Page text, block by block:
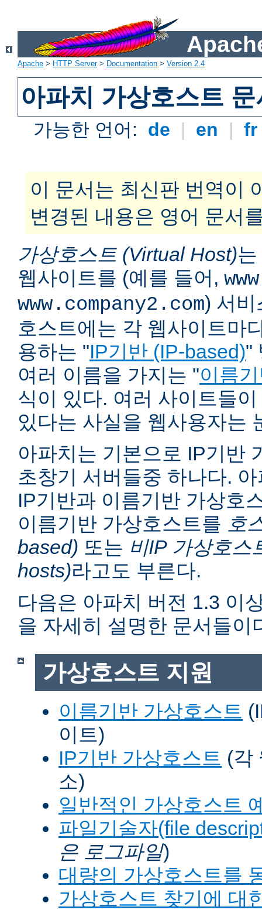
Apache > HTTP Server> Documentation > Version 2.4
아파치 가상호스트 문
가능한 언어: de | en |
이 문서는 최신판 번역이
변경된 내용은 영어 문서
가상호스트 (Virtual Host)
웹사이트를 (예를 들어,
www.company2.com) 서비
호스트에는 각 웹사이트마
용하는 "IP기반 (IP-based)"
여러 이름을 가지는 "이름
식이 있다. 여러 사이트들
있다는 사실을 웹사용자는
아파치는 기본으로 IP기반
초창기 서버들중 하나다.
IP기반과 이름기반 가상호
이름기반 가상호스트를 호
based) 또는 비IP 가상호스
hosts)라고도 부른다.
다음은 아파치 버전 1.3 이
을 자세히 설명한 문서들이
가상호스트 지원
이름기반 가상호스트
이트)
IP기반 가상호스트 (각
소)
일반적인 가상호스트
파일기술자(file
은 로그파일)
대량의 가상호스트를
가상호스트 찾기에 대